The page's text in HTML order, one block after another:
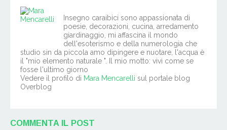
Insegno caraibici sono appassionata di
poesie, decorazioni, cucina, arredamento
giardinaggio, mi affascina il mondo
dell'esoterismo e della numerologia che
studio sin da piccola amo dipingere e nuotare, l'acqua è
il "mio elemento naturale ". Il mio motto: vivi come se
fosse l'ultimo giorno
Vedere il profilo di Mara Mencarelli sul portale blog
Overblog
COMMENTA IL POST